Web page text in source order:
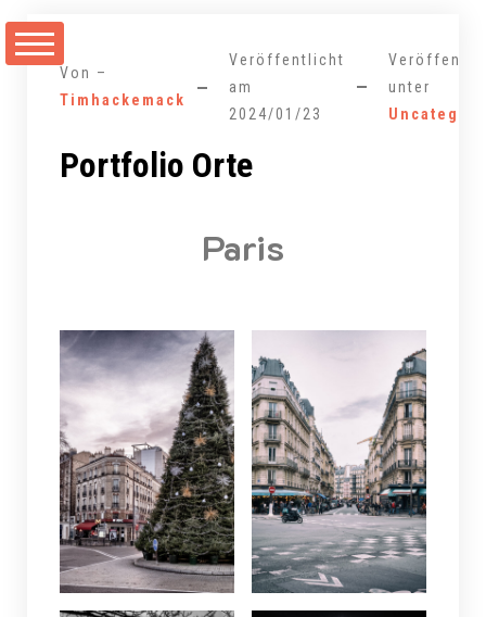
Inhalt
springenVon –
Timhackemack
Veröffentlicht
am
2024/01/23
unter
Portfolio Orte
Paris